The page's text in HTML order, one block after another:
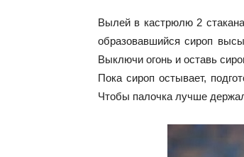
Вылей в кастрюлю 2
образовавшийся сироп
Выключи огонь и оставь
Пока сироп остывает,
Чтобы палочка лучше